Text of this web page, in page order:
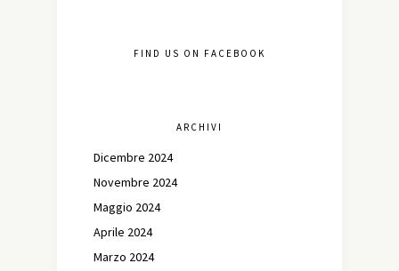
FIND US ON FACEBOOK
ARCHIVI
Dicembre 2024
Novembre 2024
Maggio 2024
Aprile 2024
Marzo 2024